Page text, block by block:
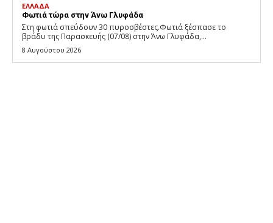
ΕΛΛΑΔΑ
Φωτιά τώρα στην Άνω Γλυφάδα
Στη φωτιά σπεύδουν 30 πυροσβέστες.Φωτιά ξέσπασε το
βράδυ της Παρασκευής (07/08) στην Άνω Γλυφάδα,...
8 Αυγούστου 2026